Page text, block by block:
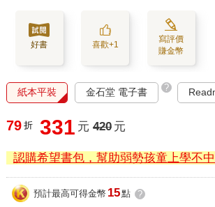
好書 喜歡+1
寫評價
賺金幣
紙本平裝 金石堂 電子書 ?
79 折 331 元 420 元
認購希望書包，幫助弱勢孩童上學不中
預計最高可得金幣 15點 ?